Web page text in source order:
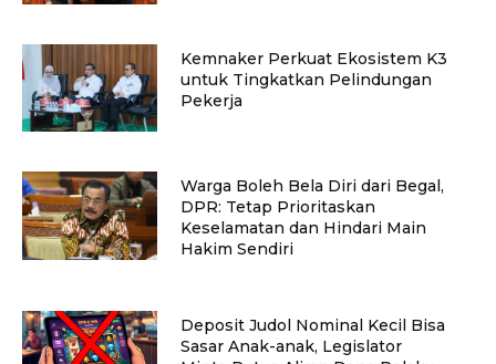
Kemnaker Perkuat Ekosistem K3
untuk Tingkatkan Pelindungan
Pekerja
Warga Boleh Bela Diri dari Begal,
DPR: Tetap Prioritaskan
Keselamatan dan Hindari Main
Hakim Sendiri
Deposit Judol Nominal Kecil Bisa
Sasar Anak-anak, Legislator